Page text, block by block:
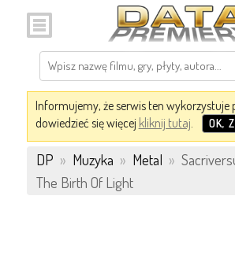
Informujemy, że serwis ten wykorzystuje
dowiedzieć się więcej kliknij tutaj. OK,
DP » Muzyka » Metal »
The Birth Of Light